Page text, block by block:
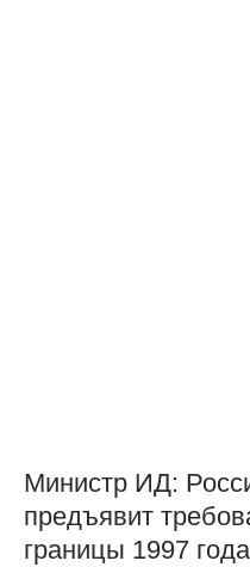
Министр ИД:
предъявит
границы 1997 года